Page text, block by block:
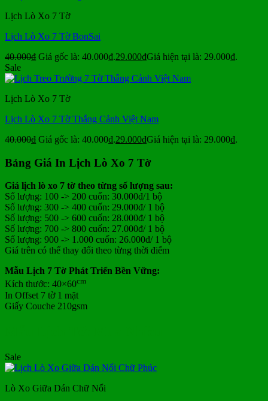
Lịch Lò Xo 7 Tờ
Lịch Lò Xo 7 Tờ BonSai
40.000₫ Giá gốc là: 40.000₫.29.000₫Giá hiện tại là: 29.000₫.
Sale
Lịch Lò Xo 7 Tờ
Lịch Lò Xo 7 Tờ Thắng Cảnh Việt Nam
40.000₫ Giá gốc là: 40.000₫.29.000₫Giá hiện tại là: 29.000₫.
Bảng Giá In Lịch Lò Xo 7 Tờ
Giá lịch lò xo 7 tờ theo từng số lượng sau:
Số lượng: 100 -> 200 cuốn: 30.000đ/1 bộ
Số lượng: 300 -> 400 cuốn: 29.000đ/ 1 bộ
Số lượng: 500 -> 600 cuốn: 28.000đ/ 1 bộ
Số lượng: 700 -> 800 cuốn: 27.000đ/ 1 bộ
Số lượng: 900 -> 1.000 cuốn: 26.000đ/ 1 bộ
Giá trên có thể thay đổi theo từng thời điểm
Mẫu Lịch 7 Tờ Phát Triển Bền Vững:
Kích thước: 40×60cm
In Offset 7 tờ 1 mặt
Giấy Couche 210gsm
Sale
Lò Xo Giữa Dán Chữ Nổi